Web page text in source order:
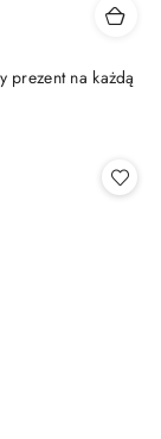
prezent na każdą